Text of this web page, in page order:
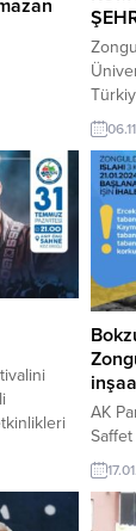
iş
saat
AK
Saffet